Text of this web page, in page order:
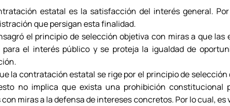
estatal es la satisfacción del interés general.
que persigan esta finalidad.
el principio de selección objetiva con miras a que
el interés público y se proteja la igualdad de
la contratación estatal se rige por el principio de
no implica que exista una prohibición constitucional
miras a la defensa de intereses concretos. Por lo cual,